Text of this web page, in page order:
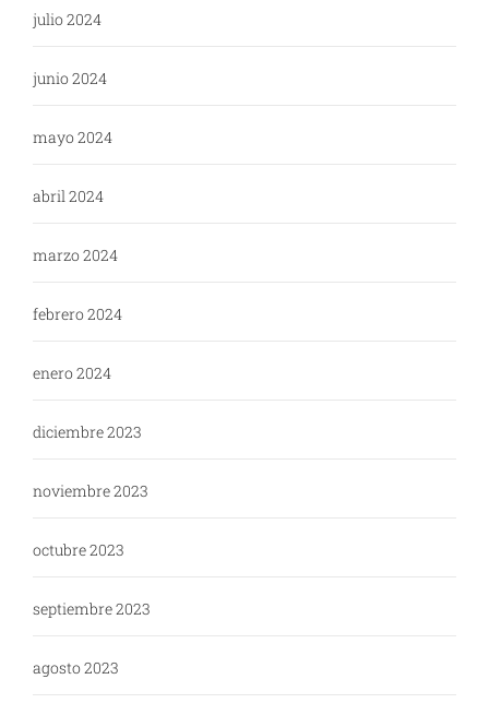
julio 2024
junio 2024
mayo 2024
abril 2024
marzo 2024
febrero 2024
enero 2024
diciembre 2023
noviembre 2023
octubre 2023
septiembre 2023
agosto 2023